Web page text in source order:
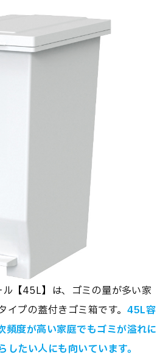
【45L】は、ゴミの量が多い家
プの蓋付きゴミ箱です。 45L容
頻度が高い家庭でもゴミが溢れに
たい人にも向いています。